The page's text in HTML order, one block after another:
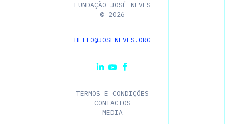
FUNDAÇÃO JOSÉ NEVES
© 2026
HELLO@JOSENEVES.ORG
TERMOS E CONDIÇÕES
CONTACTOS
MEDIA